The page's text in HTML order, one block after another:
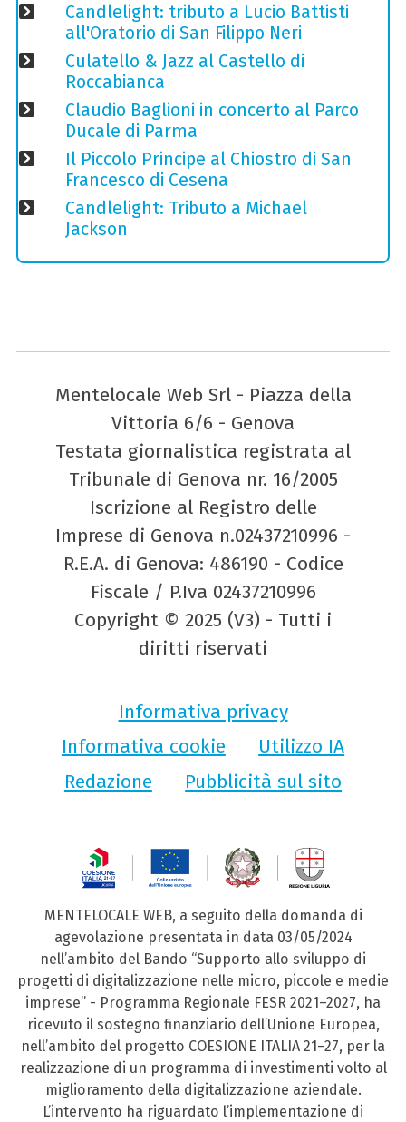
Candlelight: tributo a Lucio Battisti
all'Oratorio di San Filippo Neri
Culatello & Jazz al Castello di
Roccabianca
Claudio Baglioni in concerto al Parco
Ducale di Parma
Il Piccolo Principe al Chiostro di San
Francesco di Cesena
Candlelight: Tributo a Michael
Jackson
Mentelocale Web Srl - Piazza della
Vittoria 6/6 - Genova
Testata giornalistica registrata al
Tribunale di Genova nr. 16/2005
Iscrizione al Registro delle
Imprese di Genova n.02437210996 -
R.E.A. di Genova: 486190 - Codice
Fiscale / P.Iva 02437210996
Copyright © 2025 (V3) - Tutti i
diritti riservati
Informativa privacy
Informativa cookie
Utilizzo IA
Redazione
Pubblicità sul sito
MENTELOCALE WEB, a seguito della domanda di
agevolazione presentata in data 03/05/2024
nell’ambito del Bando “Supporto allo sviluppo di
progetti di digitalizzazione nelle micro, piccole e medie
imprese” - Programma Regionale FESR 2021–2027, ha
ricevuto il sostegno finanziario dell’Unione Europea,
nell’ambito del progetto COESIONE ITALIA 21–27, per la
realizzazione di un programma di investimenti volto al
miglioramento della digitalizzazione aziendale.
L’intervento ha riguardato l’implementazione di